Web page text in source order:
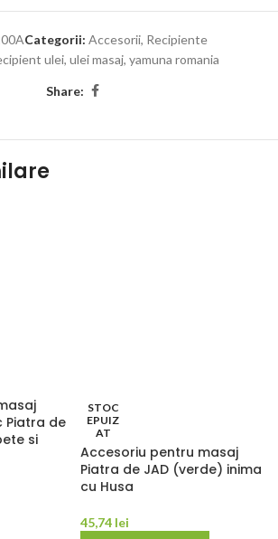
Categorii: Accesorii, Recipiente
ulei, ulei masaj, yamuna romania
Share:
Piatra de
si
STOC
EPUIZ
AT
Accesoriu pentru masaj
Piatra de JAD (verde) inima
cu Husa
45,74 lei